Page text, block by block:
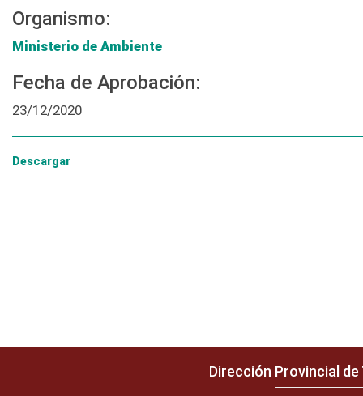
Organismo:
Ministerio de Ambiente
Fecha de Aprobación:
23/12/2020
Descargar
Dirección Provincial